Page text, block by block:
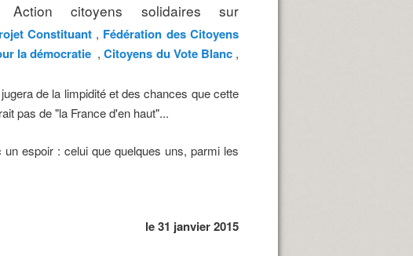
citoyens solidaires sur
Constituant, Fédération des Citoyens
la démocratie,Citoyens du Vote Blanc,
de la limpidité et des chances que cette
pas de "la France d'en haut"...
espoir : celui que quelques uns, parmi les
le 31 janvier 2015